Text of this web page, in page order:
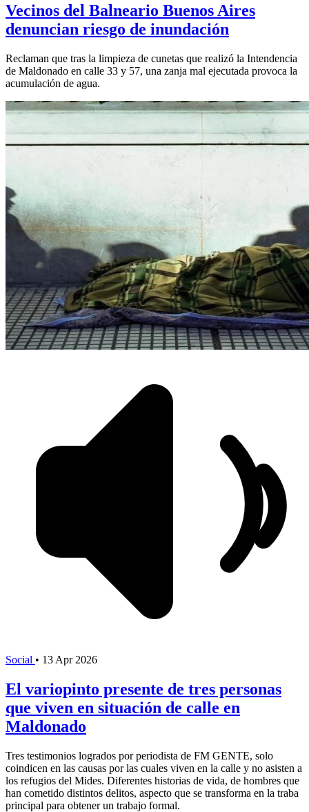
Vecinos del Balneario Buenos Aires
denuncian riesgo de inundación
Reclaman que tras la limpieza de cunetas que realizó la Intendencia
de Maldonado en calle 33 y 57, una zanja mal ejecutada provoca la
acumulación de agua.
Social • 13 Apr 2026
El variopinto presente de tres personas
que viven en situación de calle en
Maldonado
Tres testimonios logrados por periodista de FM GENTE, solo
coindicen en las causas por las cuales viven en la calle y no asisten a
los refugios del Mides. Diferentes historias de vida, de hombres que
han cometido distintos delitos, aspecto que se transforma en la traba
principal para obtener un trabajo formal.